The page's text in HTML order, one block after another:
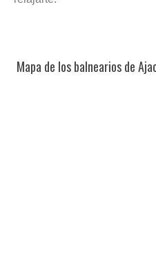
Mapa de los balnearios de